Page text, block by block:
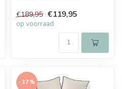
€189,95 €119,95
op voorraad
-37%